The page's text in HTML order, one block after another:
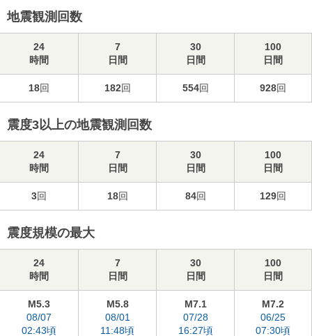
地震観測回数
24
時間
7
日間
30
日間
100
日間
18回 182回 554回 928回
震度3以上の地震観測回数
24
時間
7
日間
30
日間
100
日間
3回 18回 84回 129回
震度規模の最大
24
時間
7
日間
30
日間
100
日間
M5.3
08/07
02:43頃
M5.8
08/01
11:48頃
M7.1
07/28
16:27頃
M7.2
06/25
07:30頃